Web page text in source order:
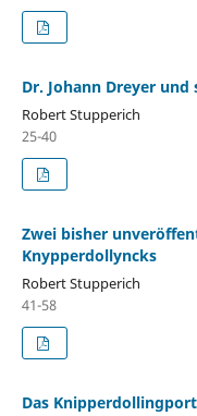
Dr. Johann Dreyer
Robert Stupperich
25-40
Zwei bisher
Knypperdollyncks
Robert Stupperich
41-58
Das